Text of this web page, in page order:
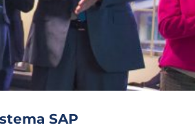
Archivo Sonoro
SAP